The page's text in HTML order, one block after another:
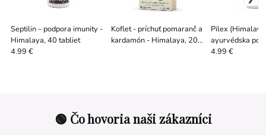
Septilin – podpora imunity -
Himalaya, 40 tabliet
4.99 €
Koflet - príchuť pomaranč a
kardamón - Himalaya, 20
Pilex
ayurvédska
žilového
4.99 €
🟢 Čo hovoria naši zákazníci